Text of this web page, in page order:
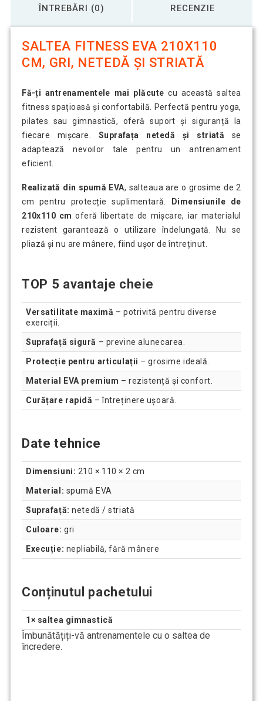
ÎNTREBĂRI (0) RECENZIE
SALTEA FITNESS EVA 210X110
CM, GRI, NETEDĂ ȘI STRIATĂ
Fă-ți antrenamentele mai plăcute cu această saltea
fitness spațioasă și confortabilă. Perfectă pentru yoga,
pilates sau gimnastică, oferă suport și siguranță la
fiecare mișcare. Suprafața netedă și striată se
adaptează nevoilor tale pentru un antrenament
eficient.
Realizată din spumă EVA, salteaua are o grosime de 2
cm pentru protecție suplimentară.
Dimensiunile de
210x110 cm oferă libertate de mișcare, iar materialul
rezistent garantează o utilizare îndelungată. Nu se
pliază și nu are mânere, fiind ușor de întreținut.
TOP 5 avantaje cheie
Versatilitate maximă – potrivită pentru diverse
exerciții.
Suprafață sigură – previne alunecarea.
Protecție pentru articulații – grosime ideală.
Material EVA premium – rezistență și confort.
Curățare rapidă – întreținere ușoară.
Date tehnice
Dimensiuni: 210 × 110 × 2 cm
Material: spumă EVA
Suprafață: netedă / striată
Culoare: gri
Execuție: nepliabilă, fără mânere
Conținutul pachetului
1× saltea gimnastică
Îmbunătățiți-vă antrenamentele cu o saltea de
încredere.